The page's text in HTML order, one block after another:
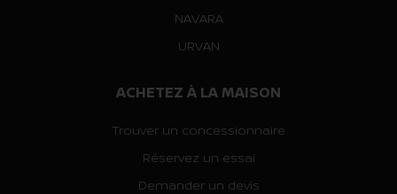
NAVARA
URVAN
ACHETEZ À LA MAISON
Trouver un concessionnaire
Réservez un essai
Demander un devis